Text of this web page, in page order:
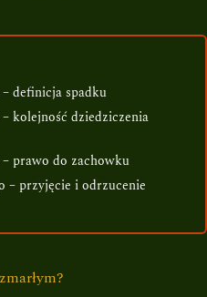
definicja spadku
kolejność dziedziczenia
prawo do zachowku
– przyjęcie i odrzucenie